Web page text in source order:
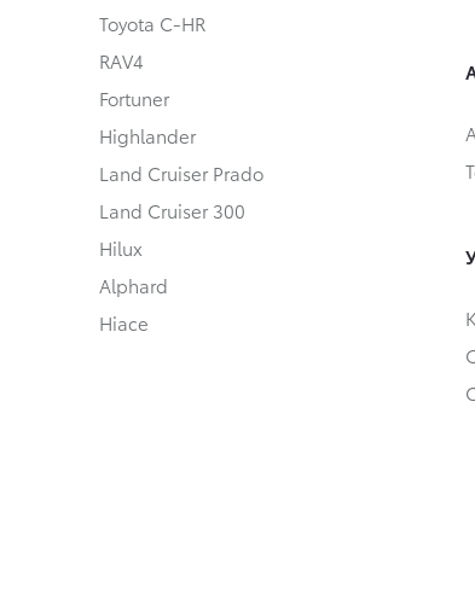
Toyota C-HR
RAV4
Fortuner
Highlander
Land Cruiser Prado
Land Cruiser 300
Hilux
Alphard
Hiace